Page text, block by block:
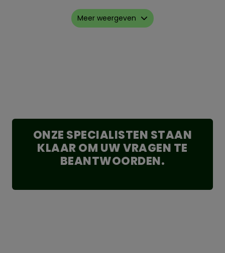
De rub is opgebouwd rond gember en laurier, met een
vleugje rietsuiker en zeer weinig zout, waardoor je de
voor een verfijnde marinade. Bovendien is de rub
gluten- en MSG-vrij en bevat hij geen allergenen.
Belangrijkste kenmerken:
Meer weergeven
ONZE SPECIALISTEN STAAN
KLAAR OM UW VRAGEN TE
BEANTWOORDEN.